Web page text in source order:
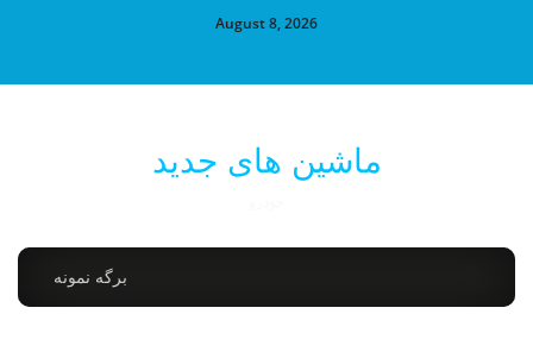
August 8, 2026
ماشین های جدید
برگه نمونه